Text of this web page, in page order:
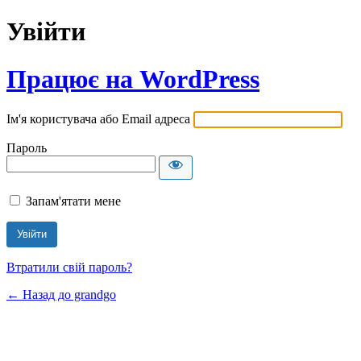
Увійти
Працює на WordPress
Ім'я користувача або Email адреса
Пароль
Запам'ятати мене
Втратили свій пароль?
← Назад до grandgo